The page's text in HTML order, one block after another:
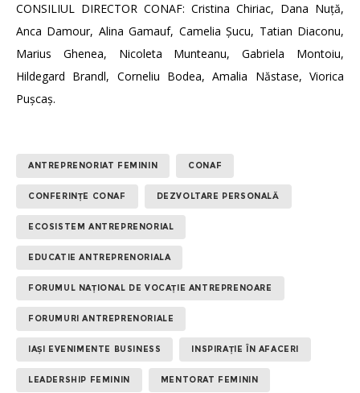
CONSILIUL DIRECTOR CONAF: Cristina Chiriac, Dana Nuță,
Anca Damour, Alina Gamauf, Camelia Șucu, Tatian Diaconu,
Marius Ghenea, Nicoleta Munteanu, Gabriela Montoiu,
Hildegard Brandl, Corneliu Bodea, Amalia Năstase, Viorica
Pușcaș.
ANTREPRENORIAT FEMININ CONAF
CONFERINȚE CONAF DEZVOLTARE PERSONALĂ
ECOSISTEM ANTREPRENORIAL
EDUCATIE ANTREPRENORIALA
FORUMUL NAȚIONAL DE VOCAȚIE ANTREPRENOARE
FORUMURI ANTREPRENORIALE
IAȘI EVENIMENTE BUSINESS INSPIRAȚIE ÎN AFACERI
LEADERSHIP FEMININ MENTORAT FEMININ